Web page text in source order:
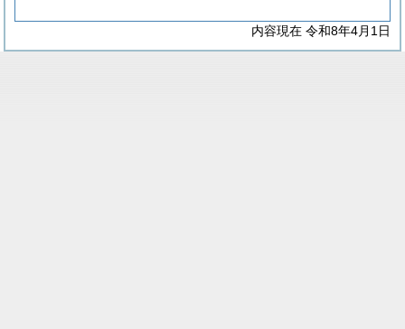
内容現在 令和8年4月1日